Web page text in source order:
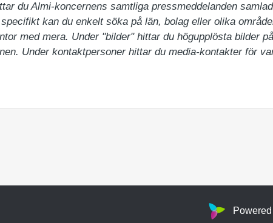
du Almi-koncernens samtliga pressmeddelanden
kan du enkelt söka på län, bolag eller olika
med mera. Under "bilder" hittar du högupplösta bilder
Under kontaktpersoner hittar du media-kontakter för